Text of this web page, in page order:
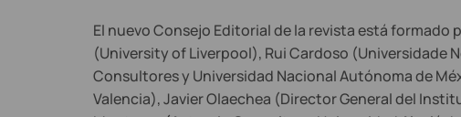
El nuevo Consejo Editorial de la revista está
(University of Liverpool), Rui Cardoso (Universidade
Consultores y Universidad Nacional Autónoma de
Valencia), Javier Olaechea (Director General del